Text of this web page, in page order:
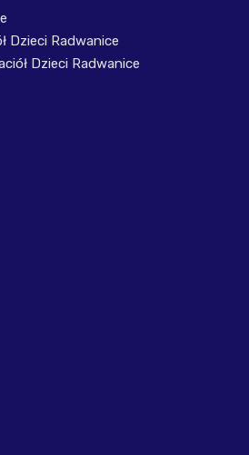
Dzieci Radwanice
Dzieci Radwanice